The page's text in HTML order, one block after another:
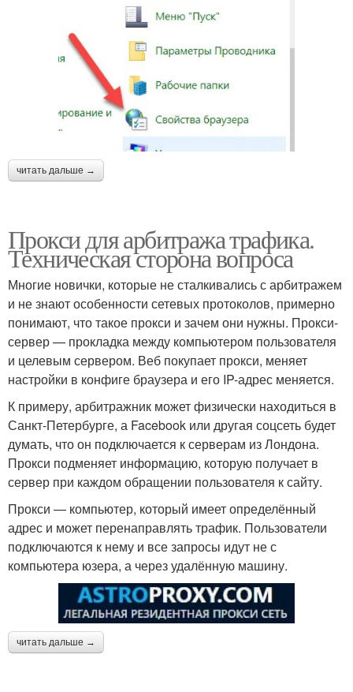
читать дальше →
Прокси для арбитража трафика.
Техническая сторона вопроса
Многие новички, которые не сталкивались с арбитражем
и не знают особенности сетевых протоколов, примерно
понимают, что такое прокси и зачем они нужны. Прокси-
сервер — прокладка между компьютером пользователя
и целевым сервером. Веб покупает прокси, меняет
настройки в конфиге браузера и его IP-адрес меняется.
К примеру, арбитражник может физически находиться в
Санкт-Петербурге, а Facebook или другая соцсеть будет
думать, что он подключается к серверам из Лондона.
Прокси подменяет информацию, которую получает в
сервер при каждом обращении пользователя к сайту.
Прокси — компьютер, который имеет определённый
адрес и может перенаправлять трафик. Пользователи
подключаются к нему и все запросы идут не с
компьютера юзера, а через удалённую машину.
читать дальше →